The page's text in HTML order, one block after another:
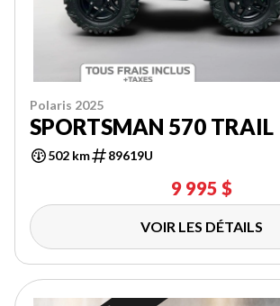
Polaris 2025
SPORTSMAN 570 TRAIL
502 km 89619U
9 995 $
VOIR LES DÉTAILS